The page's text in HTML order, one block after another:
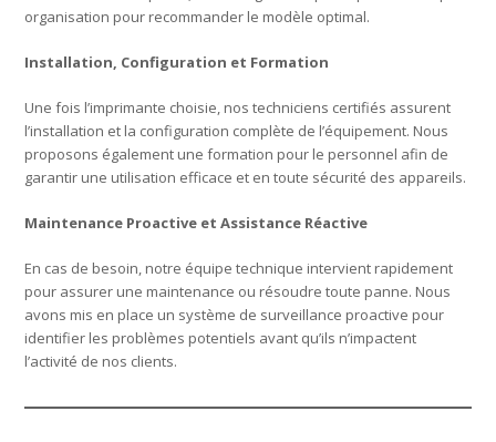
organisation pour recommander le modèle optimal.
Installation, Configuration et Formation
Une fois l’imprimante choisie, nos techniciens certifiés assurent
l’installation et la configuration complète de l’équipement. Nous
proposons également une formation pour le personnel afin de
garantir une utilisation efficace et en toute sécurité des appareils.
Maintenance Proactive et Assistance Réactive
En cas de besoin, notre équipe technique intervient rapidement
pour assurer une maintenance ou résoudre toute panne. Nous
avons mis en place un système de surveillance proactive pour
identifier les problèmes potentiels avant qu’ils n’impactent
l’activité de nos clients.